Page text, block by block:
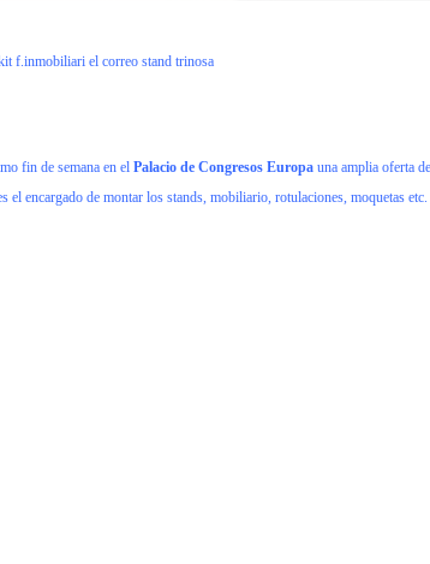
fin de semana en el Palacio de Congresos Europa una amplia oferta
el encargado de montar los stands, mobiliario, rotulaciones, moquetas etc.